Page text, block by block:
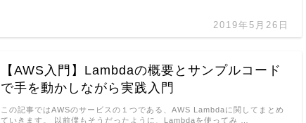
2019年5月26日
【AWS入門】Lambdaの概要とサンプルコード
で手を動かしながら実践入門
この記事ではAWSのサービスの１つである、AWS Lambdaに関してまとめ
ていきます。 以前僕もそうだったように、Lambdaを使ってみ …